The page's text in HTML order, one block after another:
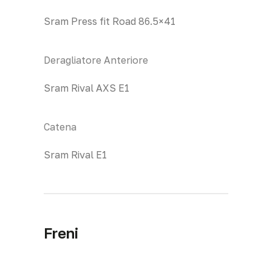
Sram Press fit Road 86.5×41
Deragliatore Anteriore
Sram Rival AXS E1
Catena
Sram Rival E1
Freni